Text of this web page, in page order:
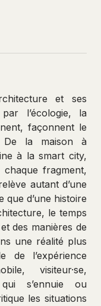
et ses
l’écologie, la
façonnent le
la maison à
à la smart city,
fragment,
autant d’une
d’une histoire
le temps
des manières de
une réalité plus
de l’expérience
visiteur·se,
qui s’ennuie ou
les situations